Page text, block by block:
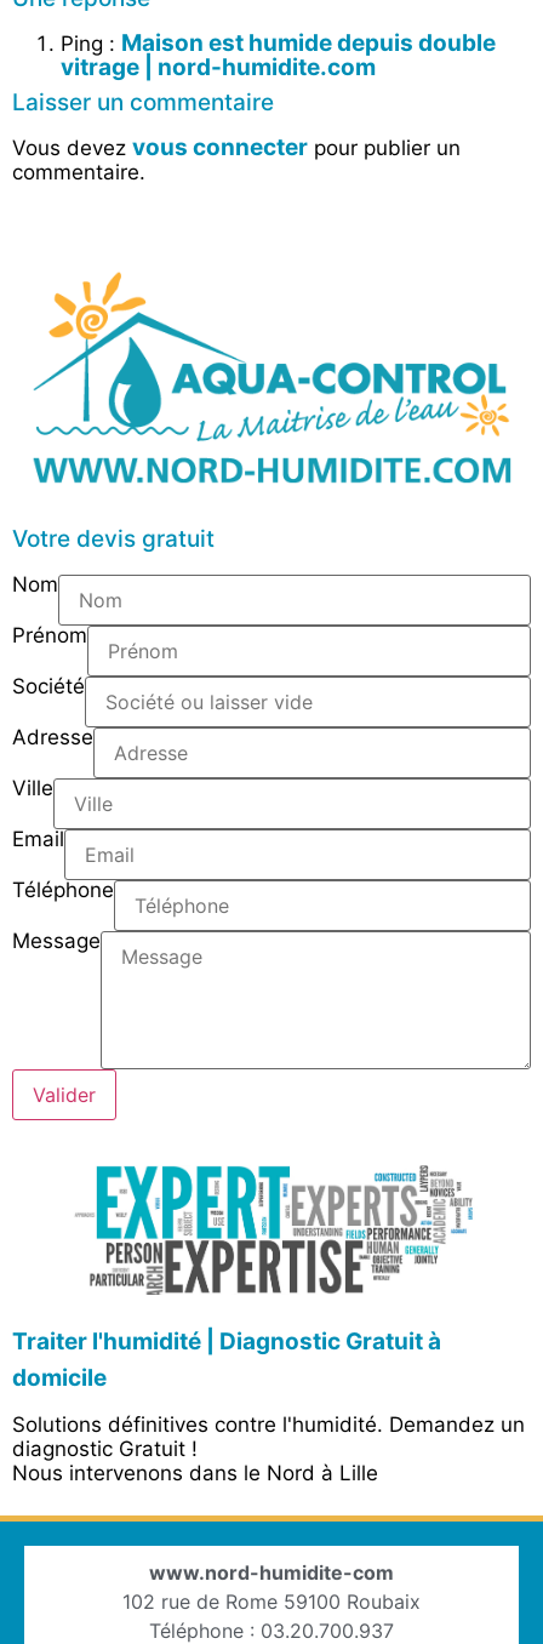
Ping : Maison est humide depuis double
vitrage | nord-humidite.com
Laisser un commentaire
Vous devez vous connecter pour publier un
commentaire.
Votre devis gratuit
Nom
Prénom
Société
Adresse
Ville
Email
Téléphone
Message
Valider
Traiter l'humidité | Diagnostic Gratuit à
domicile
Solutions définitives contre l'humidité. Demandez un
diagnostic Gratuit !
Nous intervenons dans le Nord à Lille
www.nord-humidite-com
102 rue de Rome 59100 Roubaix
Téléphone : 03.20.700.937